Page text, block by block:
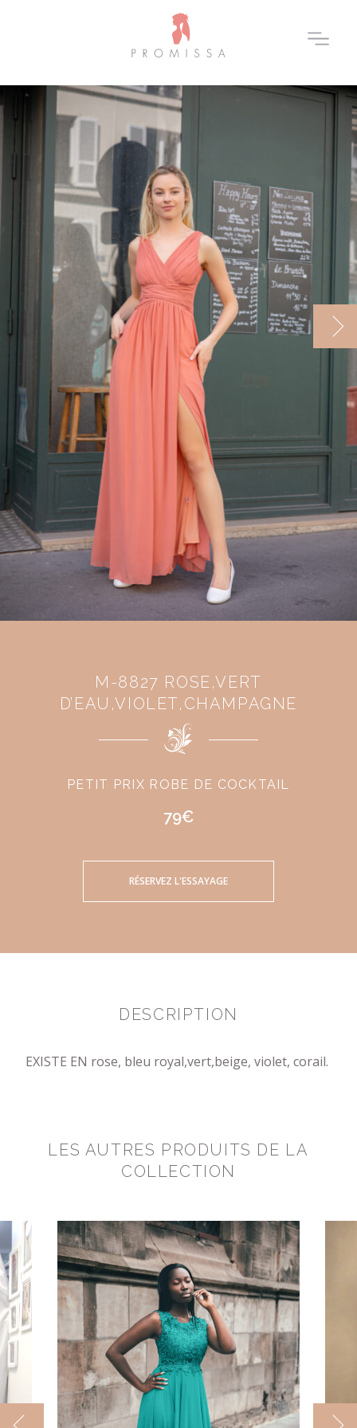
M-8827 ROSE,VERT
D’EAU,VIOLET,CHAMPAGNE
PETIT PRIX ROBE DE COCKTAIL
79€
RÉSERVEZ L'ESSAYAGE
DESCRIPTION
EXISTE EN rose, bleu royal,vert,beige, violet, corail.
LES AUTRES PRODUITS DE LA
COLLECTION